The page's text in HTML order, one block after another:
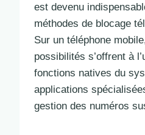
est devenu
méthodes de blocage
Sur un téléphone
possibilités s’offrent à
fonctions natives du
applications
gestion des numéros